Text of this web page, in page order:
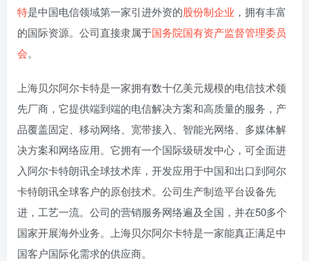
特是中国电信领域第一家引进外资的股份制企业 ，拥有丰富
的国际资源。公司直接隶属于国务院国有资产监督管理委员
会。
上海贝尔阿尔卡特是一家拥有数十亿美元规模的电信技术领
先厂商，它提供端到端的电信解决方案和高质量的服务，产
品覆盖固定、移动网络、宽带接入、智能光网络、多媒体解
决方案和网络应用。它拥有一个国际级研发中心，可全面进
入阿尔卡特朗讯全球技术库，开发应用于中国和出口到阿尔
卡特朗讯全球客户的原创技术。公司生产制造平台设备先
进，工艺一流。公司的营销服务网络遍及全国，并在50多个
国家开展海外业务。上海贝尔阿尔卡特是一家能真正满足中
国客户国际化需求的供应商。